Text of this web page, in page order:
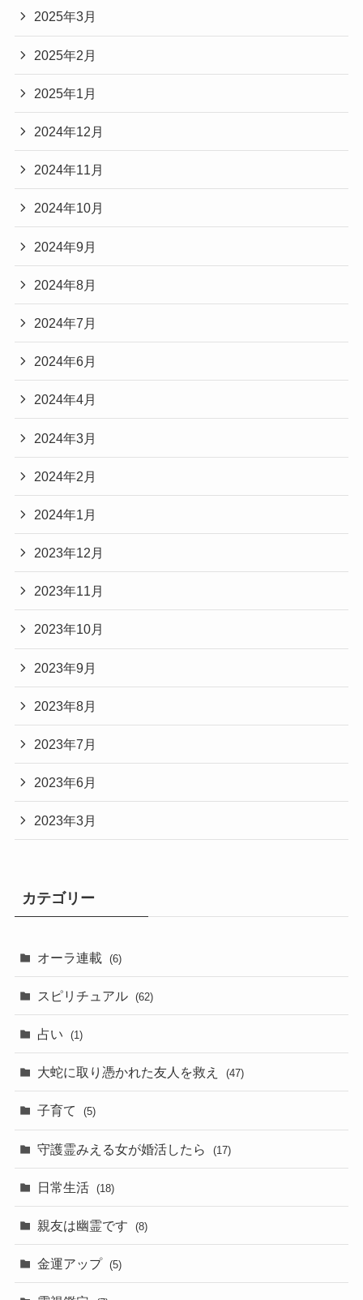
2025年3月
2025年2月
2025年1月
2024年12月
2024年11月
2024年10月
2024年9月
2024年8月
2024年7月
2024年6月
2024年4月
2024年3月
2024年2月
2024年1月
2023年12月
2023年11月
2023年10月
2023年9月
2023年8月
2023年7月
2023年6月
2023年3月
カテゴリー
オーラ連載 (6)
スピリチュアル (62)
占い (1)
大蛇に取り憑かれた友人を救え (47)
子育て (5)
守護霊みえる女が婚活したら (17)
日常生活 (18)
親友は幽霊です (8)
金運アップ (5)